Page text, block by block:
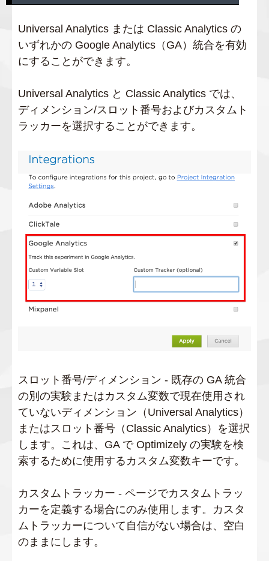
Universal Analytics または Classic Analytics の
いずれかの Google Analytics（GA）統合を有効
にすることができます。
Universal Analytics と Classic Analytics では、
ディメンション/スロット番号およびカスタムト
ラッカーを選択することができます。
スロット番号/ディメンション - 既存の GA 統合
の別の実験またはカスタム変数で現在使用され
ていないディメンション（Universal Analytics）
またはスロット番号（Classic Analytics）を選択
します。これは、GA で Optimizely の実験を検
索するために使用するカスタム変数キーです。
カスタムトラッカー - ページでカスタムトラッ
カーを定義する場合にのみ使用します。カスタ
ムトラッカーについて自信がない場合は、空白
のままにします。